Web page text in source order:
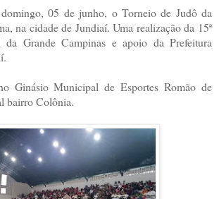
05 de junho, o Torneio de Judô da
na cidade de Jundiaí. Uma realização da 15ª
da Grande Campinas e apoio da Prefeitura
Ginásio Municipal de Esportes Romão de
bairro Colônia.